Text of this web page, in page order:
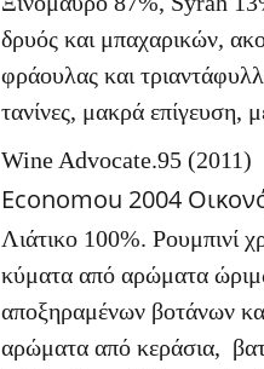
δρυός και μπαχαρικών,
φράουλας και
τανίνες, μακρά επίγευση,
Wine Advocate.95 (2011)
Economou 2004
Λιάτικο 100%. Ρουμπινί
κύματα από αρώματα
αποξηραμένων βοτάνων
αρώματα από κεράσια,